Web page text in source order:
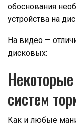
обоснования
устройства на
На видео —
дисковых:
систем
Как и любые